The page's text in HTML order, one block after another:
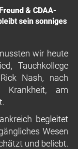
& CDAA-
sein sonniges
wir heute
Tauchkollege
Nash, nach
Krankheit, am
begleitet
Wesen
und beliebt.